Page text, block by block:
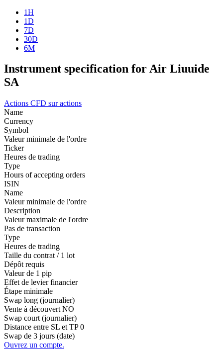
1H
1D
7D
30D
6M
Instrument specification for Air Liuuide
SA
Actions CFD sur actions
Name
Currency
Symbol
Valeur minimale de l'ordre
Ticker
Heures de trading
Type
Hours of accepting orders
ISIN
Name
Valeur minimale de l'ordre
Description
Valeur maximale de l'ordre
Pas de transaction
Type
Heures de trading
Taille du contrat / 1 lot
Dépôt requis
Valeur de 1 pip
Effet de levier financier
Étape minimale
Swap long (journalier)
Vente à découvert NO
Swap court (journalier)
Distance entre SL et TP 0
Swap de 3 jours (date)
Ouvrez un compte.